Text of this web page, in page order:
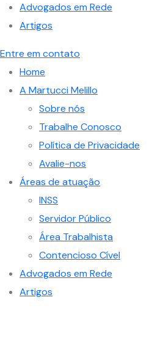
Advogados em Rede
Artigos
Entre em contato
Home
A Martucci Melillo
Sobre nós
Trabalhe Conosco
Política de Privacidade
Avalie-nos
Áreas de atuação
INSS
Servidor Público
Área Trabalhista
Contencioso Cível
Advogados em Rede
Artigos